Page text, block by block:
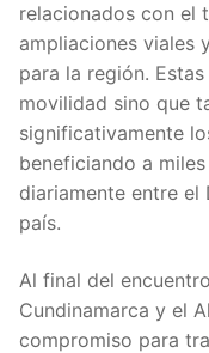
relacionados con el
ampliaciones viales
para la región.
movilidad sino que
significativamente
beneficiando a
diariamente entre
país.
Al final del
Cundinamarca y el
compromiso para